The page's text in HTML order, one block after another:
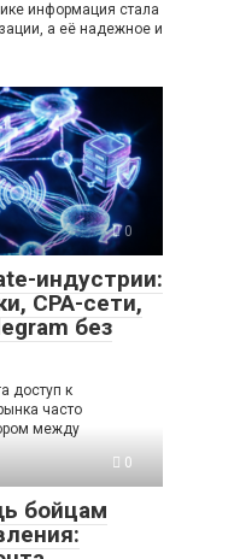
информация стала
а её надежное и
0
индустрии:
CPA-сети,
без
доступ к
часто
между
0
бойцам